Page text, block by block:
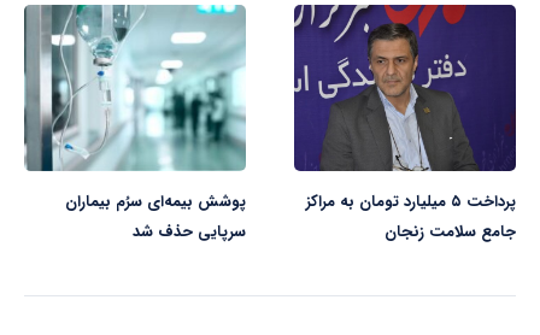
پرداخت ۵ میلیارد تومان به مراکز
جامع سلامت زنجان
پوشش بیمه‌ای سرُم بیماران
سرپایی حذف شد